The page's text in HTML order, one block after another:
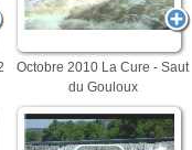
Octobre 2010 La Cure - Saut
du Gouloux